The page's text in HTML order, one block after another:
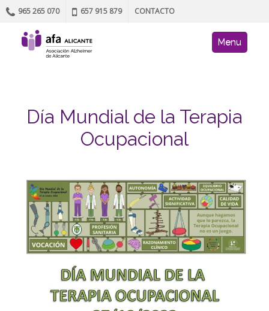
965 265 070 657 915 879 CONTACTO
AFA site
Skip to content
Menu
Día Mundial de la Terapia
Ocupacional